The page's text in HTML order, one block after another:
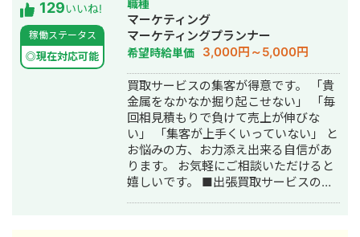
見もあり安全性にも対応しておりま
す。 ■実績■ ・某美容系ビックワード
で圏外→10位以内（半年） ・美容施術
系ビッグワード 2位 ・新規患者数PV
が3ヶ月で２倍 ・半年で新規患者数が
1.5倍！
129いいね!
稼働ステータス
◎現在対応可能
事作成代行・ライティング・ホームペ
ージ制作・作成・リスティング広告運
用代行・オウンドメディア制作・構
築・運用代行
職種
マーケティング
マーケティングプランナー
希望時給単価 3,000円～5,000円
買取サービスの集客が得意です。 「貴
金属をなかなか掘り起こせない」 「毎
回相見積もりで負けて売上が伸びな
い」 「集客が上手くいっていない」 と
お悩みの方、お力添え出来る自信があ
ります。 お気軽にご相談いただけると
嬉しいです。 ■出張買取サービスの集